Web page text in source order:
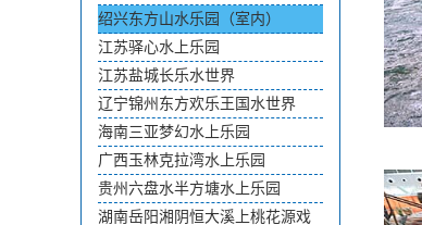
绍兴东方山水乐园（室内）
江苏驿心水上乐园
江苏盐城长乐水世界
辽宁锦州东方欢乐王国水世界
海南三亚梦幻水上乐园
广西玉林克拉湾水上乐园
贵州六盘水半方塘水上乐园
湖南岳阳湘阴恒大溪上桃花源戏